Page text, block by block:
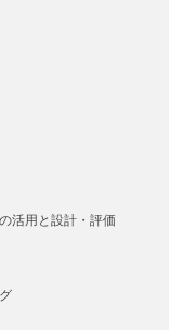
活用と設計・評価